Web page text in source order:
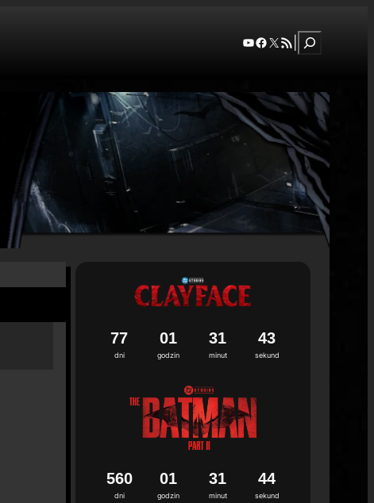
YouTube
Facebook
X RSS FeedSzukaj
dni
77
godzin
01
minut
31
sekund
42
3
dni
560
godzin
01
minut
31
sekund
43
4